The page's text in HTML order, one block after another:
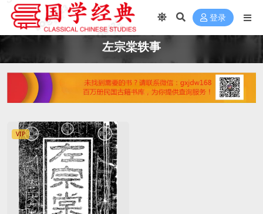
登录
左宗棠轶事
VIP